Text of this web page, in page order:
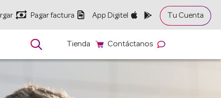
 Pagar factura  App Digitel Tu Cuenta
 Tienda Contáctanos